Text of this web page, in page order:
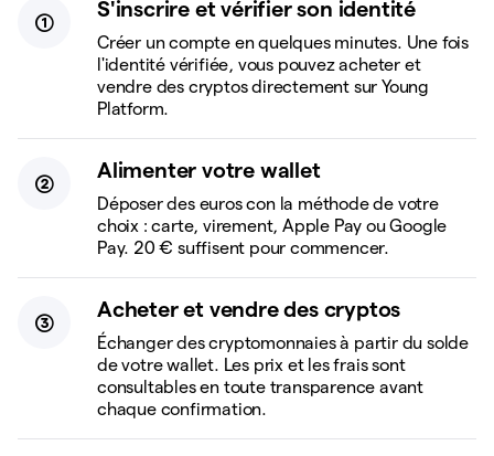
S'inscrire et vérifier son identité
Créer un compte en quelques minutes. Une fois
l'identité vérifiée, vous pouvez acheter et
vendre des cryptos directement sur Young
Platform.
Alimenter votre wallet
Déposer des euros con la méthode de votre
choix : carte, virement, Apple Pay ou Google
Pay. 20 € suffisent pour commencer.
Acheter et vendre des cryptos
Échanger des cryptomonnaies à partir du solde
de votre wallet. Les prix et les frais sont
consultables en toute transparence avant
chaque confirmation.